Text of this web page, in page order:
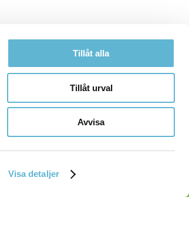
Visa detaljer
Tillåt alla
Tillåt urval
Avvisa